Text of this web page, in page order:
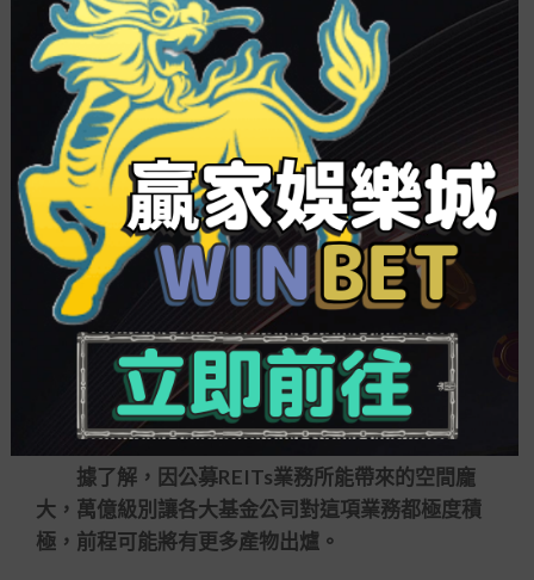
REITs關連政策文件要求進行申報。待牟取國家發改
委向中國證監會的提名后，由公募基金控制人向證
監會申請注冊根基設施公募REITs，并擬申請在深圳
證券買賣所上市買賣。
深圳能源近日也公告，公司擬以東部電廠(一期)
九牛娛樂城 老虎機項目申請介入根基設施公募
REITs試點。公告顯示，深圳能源旗下根基設施公募
REITs擬申報項目標底層財產估值約人民幣3489億
元，鵬華基金將充當公募基金控制人。
此外，10月13日，山東高速集團公司召開公募
老虎機 機率EITs項目發動會。據了解，還有多家
企業有此方案。
據了解，因公募REITs業務所能帶來的空間龐
大，萬億級別讓各大基金公司對這項業務都極度積
極，前程可能將有更多產物出爐。